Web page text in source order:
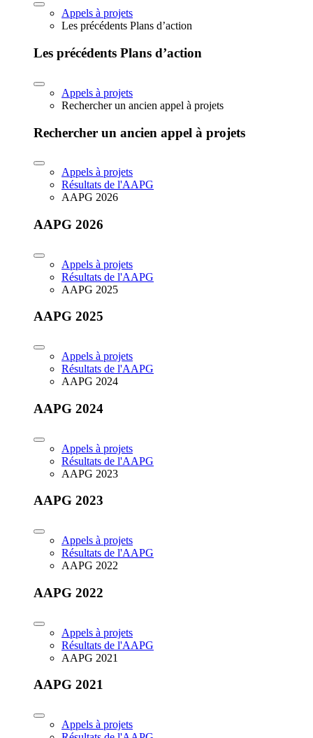
Appels à projets
Les précédents Plans d’action
Les précédents Plans d’action
Appels à projets
Rechercher un ancien appel à projets
Rechercher un ancien appel à projets
Appels à projets
Résultats de l'AAPG
AAPG 2026
AAPG 2026
Appels à projets
Résultats de l'AAPG
AAPG 2025
AAPG 2025
Appels à projets
Résultats de l'AAPG
AAPG 2024
AAPG 2024
Appels à projets
Résultats de l'AAPG
AAPG 2023
AAPG 2023
Appels à projets
Résultats de l'AAPG
AAPG 2022
AAPG 2022
Appels à projets
Résultats de l'AAPG
AAPG 2021
AAPG 2021
Appels à projets